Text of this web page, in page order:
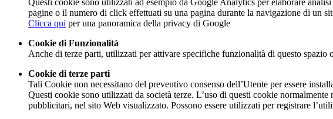
Questi cookie sono utilizzati ad esempio da Google Analytics per elaborare
pagine o il numero di click effettuati su una pagina durante la navigazione di un
Clicca qui per una panoramica della privacy di Google
Cookie di Funzionalità
Anche di terze parti, utilizzati per attivare specifiche funzionalità di questo spazio
Cookie di terze parti
Tali Cookie non necessitano del preventivo consenso dell’Utente per essere
Questi cookie sono utilizzati da società terze. L’uso di questi cookie
pubblicitari, nel sito Web visualizzato. Possono essere utilizzati per registrare